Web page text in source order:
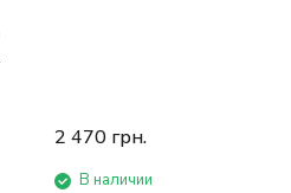
2 470 грн.
В наличии